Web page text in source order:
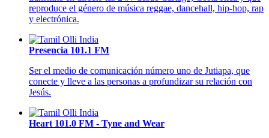
reproduce el género de música reggae, dancehall, hip-hop, rap
y electrónica.
Presencia 101.1 FM
Ser el medio de comunicación número uno de Jutiapa, que
conecte y lleve a las personas a profundizar su relación con
Jesús.
Heart 101.0 FM - Tyne and Wear